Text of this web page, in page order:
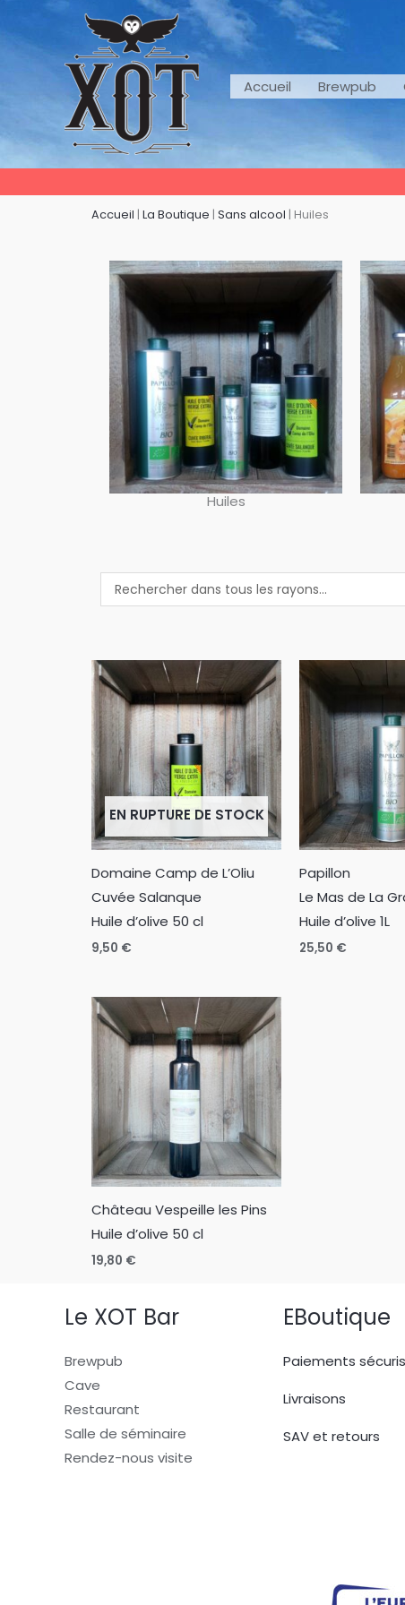
Accueil
Brewpub
Accueil | La Boutique | Sans alcool | Huiles
Huiles
Search
...
EN RUPTURE DE STOCK
Domaine Camp de L’Oliu
Cuvée Salanque
Huile d’olive 50 cl
9,50 €
Papillon
Le Mas de La
Huile d’olive 1L
25,50 €
Château Vespeille les Pins
Huile d’olive 50 cl
19,80 €
Le XOT Bar
Brewpub
Cave
Restaurant
Salle de séminaire
Rendez-nous visite
EBoutique
Paiements
Livraisons
SAV et retours